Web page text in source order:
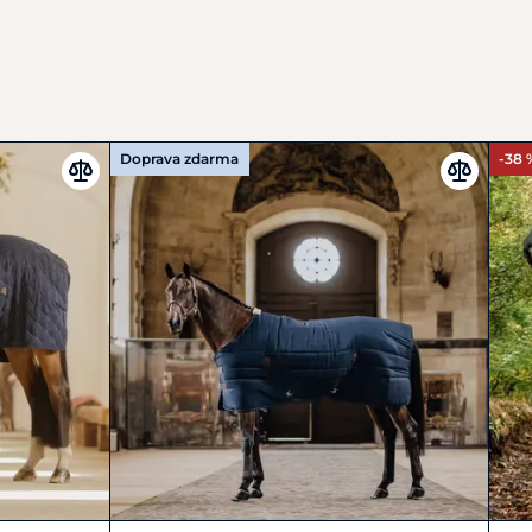
deky na hrudi koně
pomáhají udržet podložku stabilní během pohybu.
na 30 °C
a nechat volně uschnout.
obnovit vodoodpudivou úpravu
.
Doprava zdarma -38